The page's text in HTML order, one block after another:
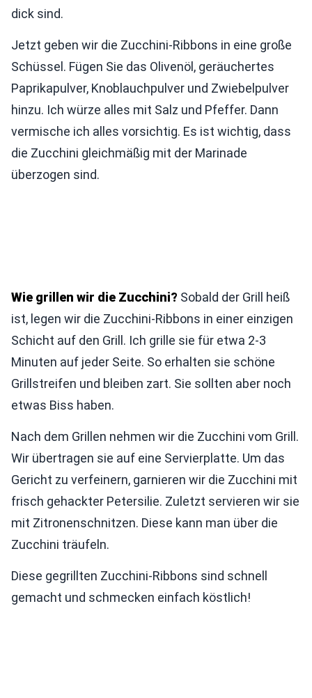
dick sind.
Jetzt geben wir die Zucchini-Ribbons in eine große
Schüssel. Fügen Sie das Olivenöl, geräuchertes
Paprikapulver, Knoblauchpulver und Zwiebelpulver
hinzu. Ich würze alles mit Salz und Pfeffer. Dann
vermische ich alles vorsichtig. Es ist wichtig, dass
die Zucchini gleichmäßig mit der Marinade
überzogen sind.
Wie grillen wir die Zucchini? Sobald der Grill heiß
ist, legen wir die Zucchini-Ribbons in einer einzigen
Schicht auf den Grill. Ich grille sie für etwa 2-3
Minuten auf jeder Seite. So erhalten sie schöne
Grillstreifen und bleiben zart. Sie sollten aber noch
etwas Biss haben.
Nach dem Grillen nehmen wir die Zucchini vom Grill.
Wir übertragen sie auf eine Servierplatte. Um das
Gericht zu verfeinern, garnieren wir die Zucchini mit
frisch gehackter Petersilie. Zuletzt servieren wir sie
mit Zitronenschnitzen. Diese kann man über die
Zucchini träufeln.
Diese gegrillten Zucchini-Ribbons sind schnell
gemacht und schmecken einfach köstlich!